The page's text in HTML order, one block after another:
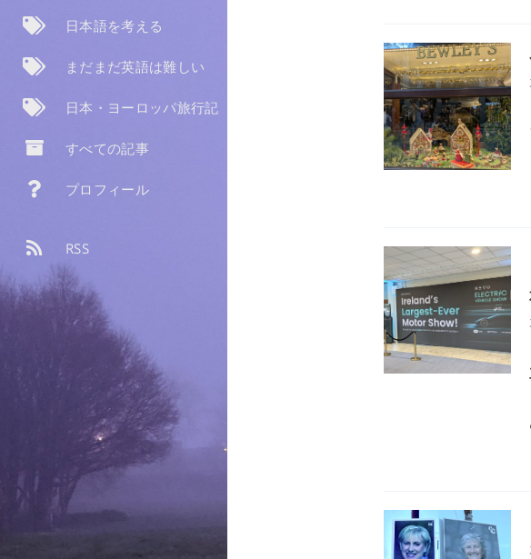
日本語を考える
まだまだ英語は難しい
日本・ヨーロッパ旅行記
すべての記事
プロフィール
RSS